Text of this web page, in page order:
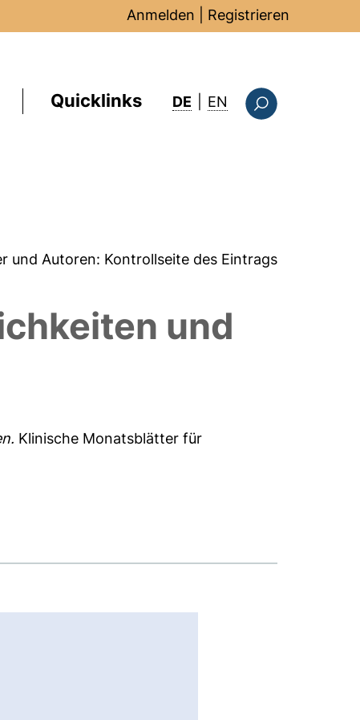
Anmelden Registrieren
Quicklinks DE EN : this page in
und Autoren: Kontrollseite des Eintrags
und
Klinische Monatsblätter für